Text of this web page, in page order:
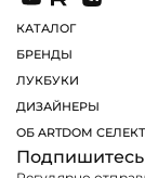
КАТАЛОГ
БРЕНДЫ
ЛУКБУКИ
ДИЗАЙНЕРЫ
ОБ ARTDOM СЕЛЕКТ